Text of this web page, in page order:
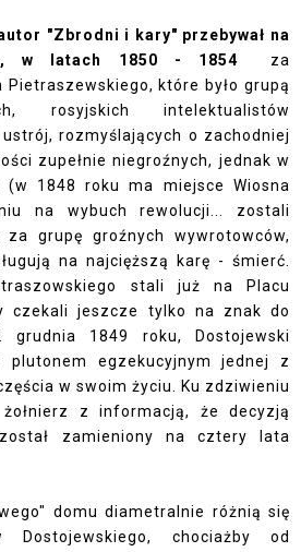
"Zbrodni i kary" przebywał na
w latach 1850 - 1854
za
Pietraszewskiego, które było grupą
rosyjskich intelektualistów
rozmyślających o zachodniej
zupełnie niegroźnych, jednak w
(w 1848 roku ma miejsce Wiosna
na wybuch rewolucji... zostali
grupę groźnych wywrotowców,
na najcięższą karę - śmierć.
stali już na Placu
czekali jeszcze tylko na znak do
grudnia 1849 roku, Dostojewski
plutonem egzekucyjnym jednej z
w swoim życiu. Ku zdziwieniu
żołnierz z informacją, że decyzją
zamieniony na cztery lata
domu diametralnie różnią się
chociażby od